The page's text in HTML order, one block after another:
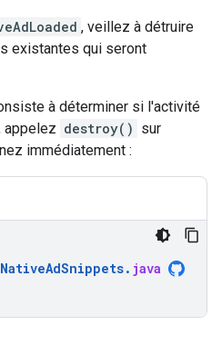
, veillez à détruire
existantes qui seront
à déterminer si l'activité
appelez destroy() sur
immédiatement :
NativeAdSnippets. java